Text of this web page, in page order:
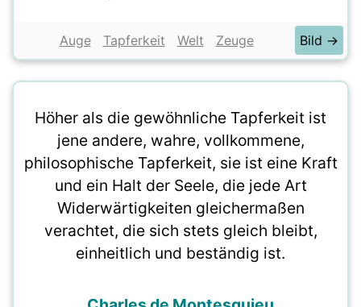
Auge Tapferkeit Welt Zeuge Bild →
Höher als die gewöhnliche Tapferkeit ist
jene andere, wahre, vollkommene,
philosophische Tapferkeit, sie ist eine Kraft
und ein Halt der Seele, die jede Art
Widerwärtigkeiten gleichermaßen
verachtet, die sich stets gleich bleibt,
einheitlich und beständig ist.